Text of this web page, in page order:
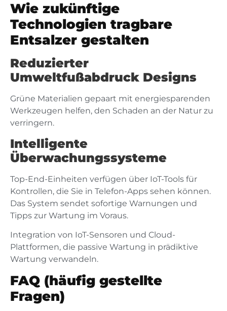
Wie zukünftige
Technologien tragbare
Entsalzer gestalten
Reduzierter
Umweltfußabdruck Designs
Grüne Materialien gepaart mit energiesparenden
Werkzeugen helfen, den Schaden an der Natur zu
verringern.
Intelligente
Überwachungssysteme
Top-End-Einheiten verfügen über IoT-Tools für
Kontrollen, die Sie in Telefon-Apps sehen können.
Das System sendet sofortige Warnungen und
Tipps zur Wartung im Voraus.
Integration von IoT-Sensoren und Cloud-
Plattformen, die passive Wartung in prädiktive
Wartung verwandeln.
FAQ (häufig gestellte
Fragen)